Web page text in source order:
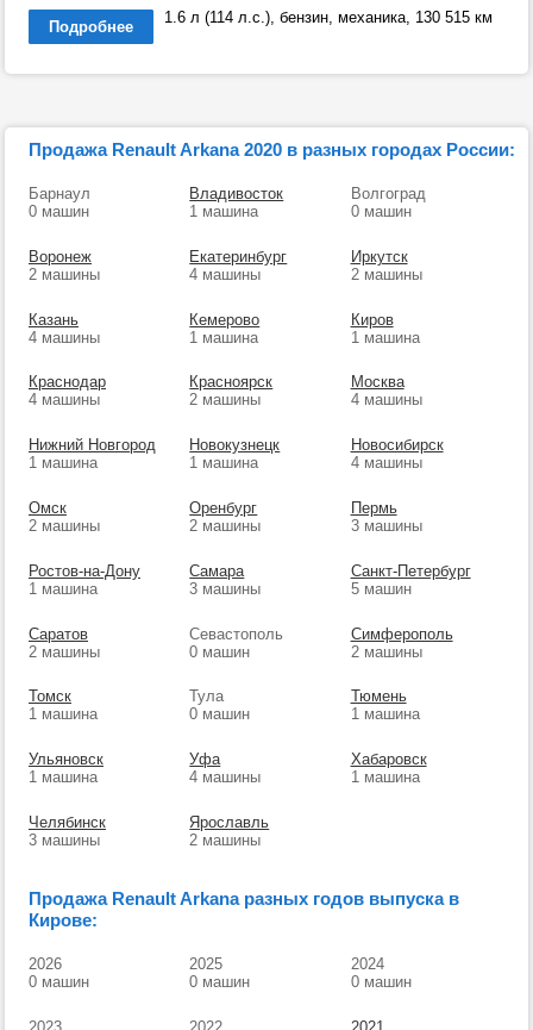
Подробнее
1.6 л (114 л.с.), бензин, механика, 130 515 км
Продажа Renault Arkana 2020 в разных городах России:
Барнаул
0 машин
Владивосток
1 машина
Волгоград
0 машин
Воронеж
2 машины
Екатеринбург
4 машины
Иркутск
2 машины
Казань
4 машины
Кемерово
1 машина
Киров
1 машина
Краснодар
4 машины
Красноярск
2 машины
Москва
4 машины
Нижний Новгород
1 машина
Новокузнецк
1 машина
Новосибирск
4 машины
Омск
2 машины
Оренбург
2 машины
Пермь
3 машины
Ростов-на-Дону
1 машина
Самара
3 машины
Санкт-Петербург
5 машин
Саратов
2 машины
Севастополь
0 машин
Симферополь
2 машины
Томск
1 машина
Тула
0 машин
Тюмень
1 машина
Ульяновск
1 машина
Уфа
4 машины
Хабаровск
1 машина
Челябинск
3 машины
Ярославль
2 машины
Продажа Renault Arkana разных годов выпуска в
Кирове:
2026
0 машин
2025
0 машин
2024
0 машин